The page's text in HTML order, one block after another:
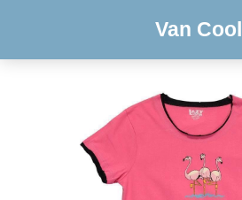
Van Cool